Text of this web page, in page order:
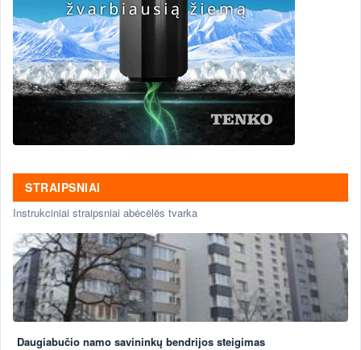
STRAIPSNIAI
Instrukciniai straipsniai abėcėlės tvarka
Daugiabučio namo savininkų bendrijos steigimas